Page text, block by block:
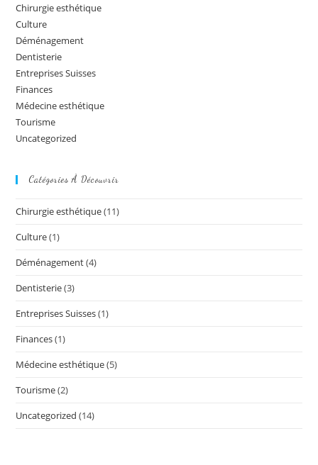
Chirurgie esthétique
Culture
Déménagement
Dentisterie
Entreprises Suisses
Finances
Médecine esthétique
Tourisme
Uncategorized
Catégories À Découvrir
Chirurgie esthétique(11)
Culture(1)
Déménagement(4)
Dentisterie(3)
Entreprises Suisses(1)
Finances(1)
Médecine esthétique(5)
Tourisme(2)
Uncategorized (14)